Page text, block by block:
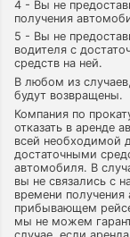
4 - Вы не
получения
5 - Вы не
водителя с
средств на ней.
В любом из
будут возвращены.
Компания по
отказать в аренде
всей необходимой
достаточными
автомобиля. В
вы не связались с
времени
прибывающем
мы не можем